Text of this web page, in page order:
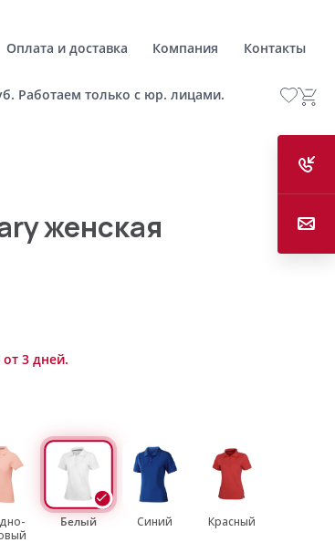
Оплата и доставка Компания Контакты
Работаем только с юр. лицами.
женская
3 дней.
Белый Синий Красный